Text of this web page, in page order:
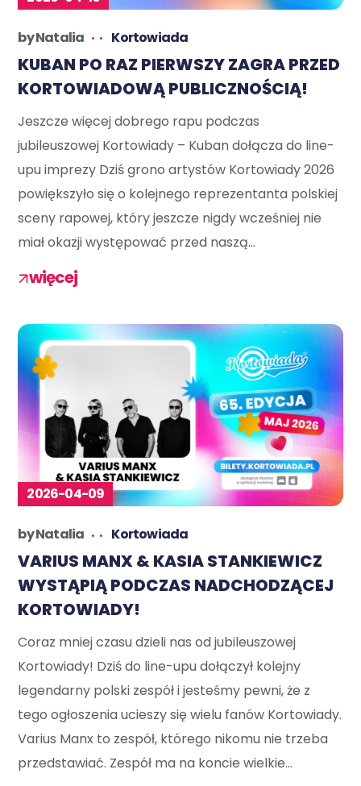
byNatalia Kortowiada
KUBAN PO RAZ PIERWSZY ZAGRA PRZED
KORTOWIADOWĄ PUBLICZNOŚCIĄ!
Jeszcze więcej dobrego rapu podczas
jubileuszowej Kortowiady – Kuban dołącza do line-
upu imprezy Dziś grono artystów Kortowiady 2026
powiększyło się o kolejnego reprezentanta polskiej
sceny rapowej, który jeszcze nigdy wcześniej nie
miał okazji występować przed naszą...
więcej
2026-04-09
byNatalia Kortowiada
VARIUS MANX & KASIA STANKIEWICZ
WYSTĄPIĄ PODCZAS NADCHODZĄCEJ
KORTOWIADY!
Coraz mniej czasu dzieli nas od jubileuszowej
Kortowiady! Dziś do line-upu dołączył kolejny
legendarny polski zespół i jesteśmy pewni, że z
tego ogłoszenia ucieszy się wielu fanów Kortowiady.
Varius Manx to zespół, którego nikomu nie trzeba
przedstawiać. Zespół ma na koncie wielkie...